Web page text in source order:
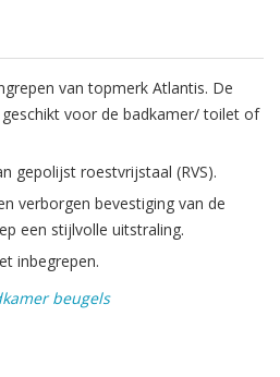
van topmerk Atlantis. De
voor de badkamer/ toilet of
gepolijst roestvrijstaal (RVS).
verborgen bevestiging van de
een stijlvolle uitstraling.
inbegrepen.
beugels